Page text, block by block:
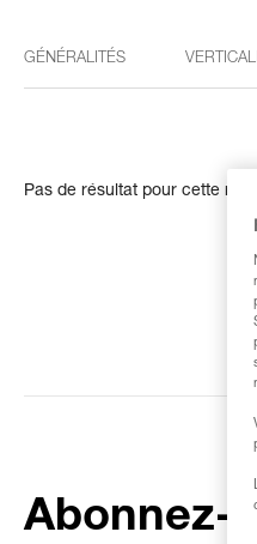
GÉNÉRALITÉS
Pas de résultat pour cette
Abonnez-